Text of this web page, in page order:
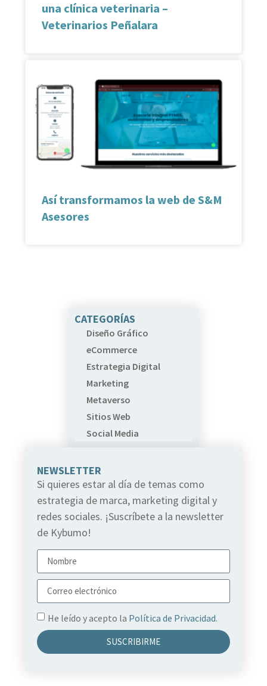
una clínica veterinaria –
Veterinarios Peñalara
Así transformamos la web de S&M
Asesores
CATEGORÍAS
Diseño Gráfico
eCommerce
Estrategia Digital
Marketing
Metaverso
Sitios Web
Social Media
NEWSLETTER
Si quieres estar al día de temas como
estrategia de marca, marketing digital y
redes sociales. ¡Suscríbete a la newsletter
de Kybumo!
He leído y acepto la Política de Privacidad.
SUSCRIBIRME